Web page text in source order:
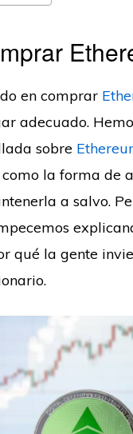
en comprar
adecuado.
sobre
la forma de
a salvo.
qué la gente